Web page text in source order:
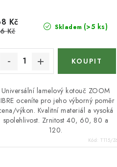
Skladem (>5 ks)
Kč
Kč
Universální lamelový kotouč ZOOM
oceníte pro jeho výborný poměr
výkon. Kvalitní materiál a vysoká
spolehlivost. Zrnitost 40, 60, 80 a
120.
Kód: T115/